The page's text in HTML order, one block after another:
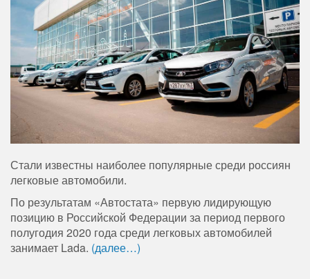
Стали известны наиболее популярные среди россиян
легковые автомобили.
По результатам «Автостата» первую лидирующую
позицию в Российской Федерации за период первого
полугодия 2020 года среди легковых автомобилей
занимает Lada. (далее…)